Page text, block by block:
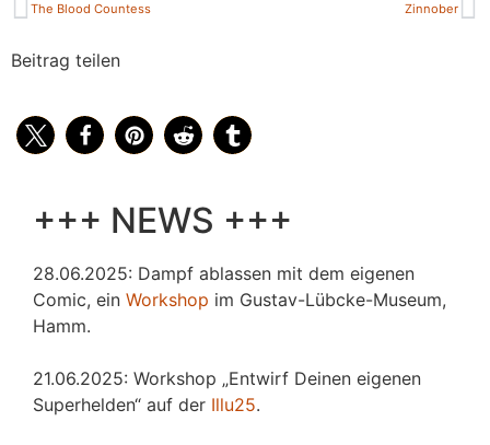
The Blood Countess Zinnober
Beitrag teilen
+++ NEWS +++
28.06.2025: Dampf ablassen mit dem eigenen
Comic, ein Workshop im Gustav-Lübcke-Museum,
Hamm.
21.06.2025: Workshop „Entwirf Deinen eigenen
Superhelden“ auf der Illu25.